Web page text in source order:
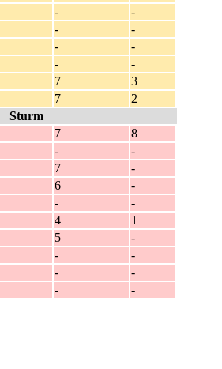
-
-
-
-
-
-
-
-
7
3
7
2
Sturm
7
8
-
-
7
-
6
-
-
-
4
1
5
-
-
-
-
-
- -